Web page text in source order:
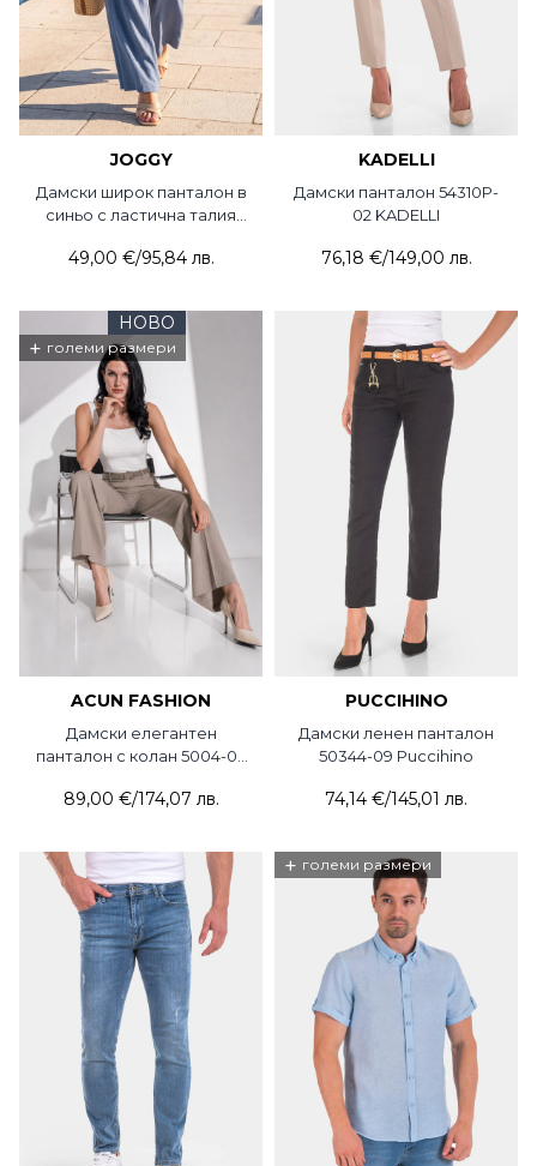
JOGGY
Дамски широк панталон в
синьо с ластична талия
49,00 €/95,84 лв.
KADELLI
Дамски панталон 54310P-
02 KADELLI
76,18 €/149,00 лв.
НОВО
+ големи размери
ACUN FASHION
Дамски елегантен
панталон с колан 5004-03
89,00 €/174,07 лв.
PUCCIHINO
Дамски ленен панталон
50344-09 Puccihino
74,14 €/145,01 лв.
+ големи размери